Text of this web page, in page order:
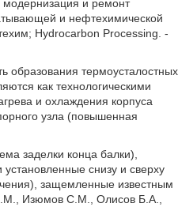
и ремонт
и нефтехимической
Hydrocarbon Processing. -
образования термоусталостных
как технологическими
и охлаждения корпуса
узла (повышенная
заделки конца балки),
снизу и сверху
защемленные известным
Изюмов С.М., Олисов Б.А.,